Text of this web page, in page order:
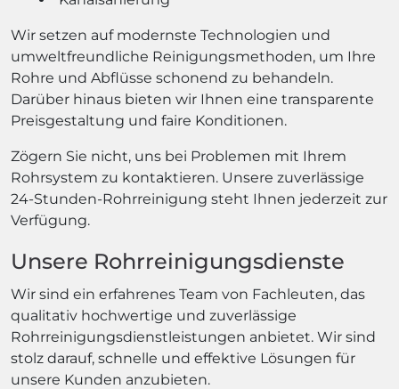
Wir setzen auf modernste Technologien und
umweltfreundliche Reinigungsmethoden, um Ihre
Rohre und Abflüsse schonend zu behandeln.
Darüber hinaus bieten wir Ihnen eine transparente
Preisgestaltung und faire Konditionen.
Zögern Sie nicht, uns bei Problemen mit Ihrem
Rohrsystem zu kontaktieren. Unsere zuverlässige
24-Stunden-Rohrreinigung steht Ihnen jederzeit zur
Verfügung.
Unsere Rohrreinigungsdienste
Wir sind ein erfahrenes Team von Fachleuten, das
qualitativ hochwertige und zuverlässige
Rohrreinigungsdienstleistungen anbietet. Wir sind
stolz darauf, schnelle und effektive Lösungen für
unsere Kunden anzubieten.